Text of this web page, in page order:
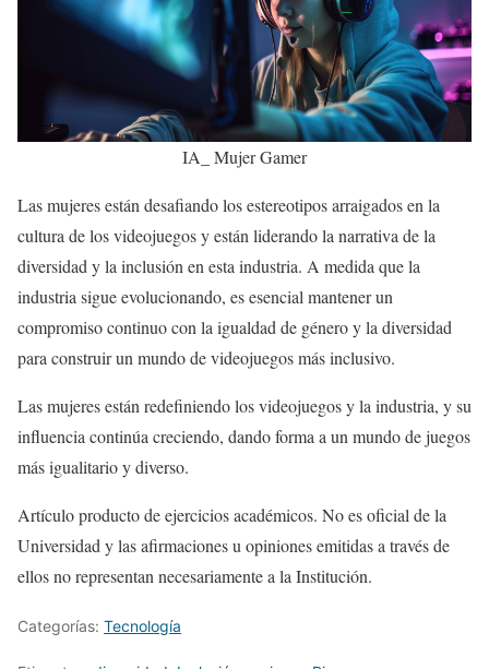
IA_ Mujer Gamer
Las mujeres están desafiando los estereotipos arraigados en la
cultura de los videojuegos y están liderando la narrativa de la
diversidad y la inclusión en esta industria. A medida que la
industria sigue evolucionando, es esencial mantener un
compromiso continuo con la igualdad de género y la diversidad
para construir un mundo de videojuegos más inclusivo.
Las mujeres están redefiniendo los videojuegos y la industria, y su
influencia continúa creciendo, dando forma a un mundo de juegos
más igualitario y diverso.
Artículo producto de ejercicios académicos. No es oficial de la
Universidad y las afirmaciones u opiniones emitidas a través de
ellos no representan necesariamente a la Institución.
Categorías: Tecnologí­a